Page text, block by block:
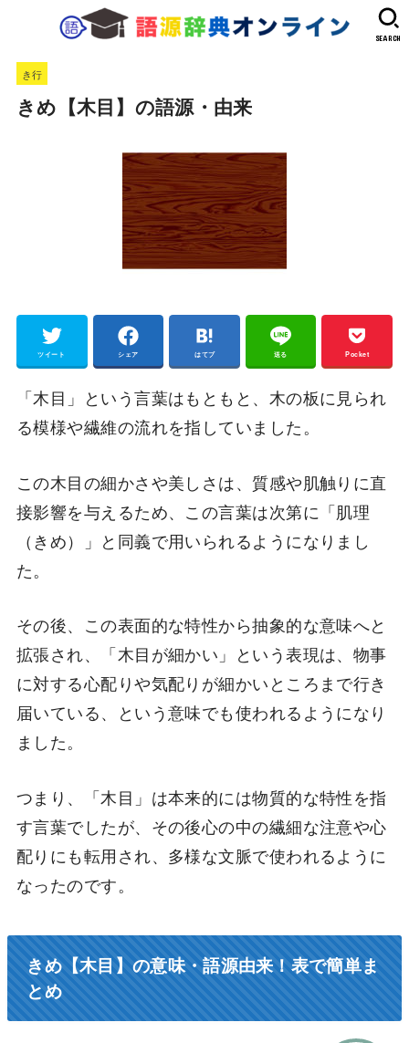
SEARCH
き行
きめ【木目】の語源・由来
ツイート シェア はてブ 送る Pocket
「木目」という言葉はもともと、木の板に見られ
る模様や繊維の流れを指していました。
この木目の細かさや美しさは、質感や肌触りに直
接影響を与えるため、この言葉は次第に「肌理
（きめ）」と同義で用いられるようになりまし
た。
その後、この表面的な特性から抽象的な意味へと
拡張され、「木目が細かい」という表現は、物事
に対する心配りや気配りが細かいところまで行き
届いている、という意味でも使われるようになり
ました。
つまり、「木目」は本来的には物質的な特性を指
す言葉でしたが、その後心の中の繊細な注意や心
配りにも転用され、多様な文脈で使われるように
なったのです。
きめ【木目】の意味・語源由来！表で簡単ま
とめ